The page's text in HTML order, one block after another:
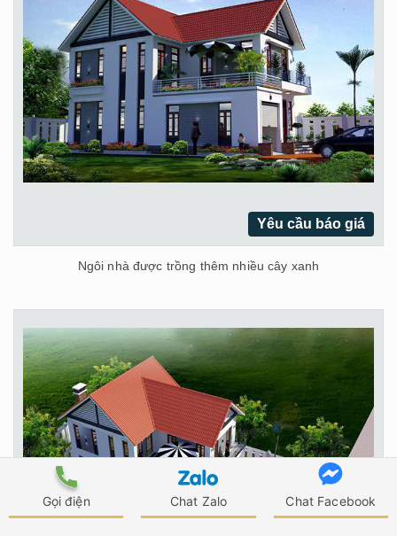
Gọi điện Chat Zalo Chat Facebook
Yêu cầu báo giá
Ngôi nhà được trồng thêm nhiều cây xanh